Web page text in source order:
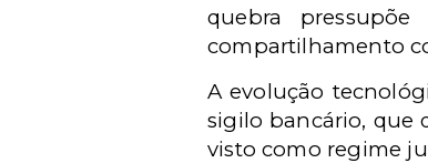
quebra
compartilhamento
A evolução
sigilo bancário, que
visto como regime